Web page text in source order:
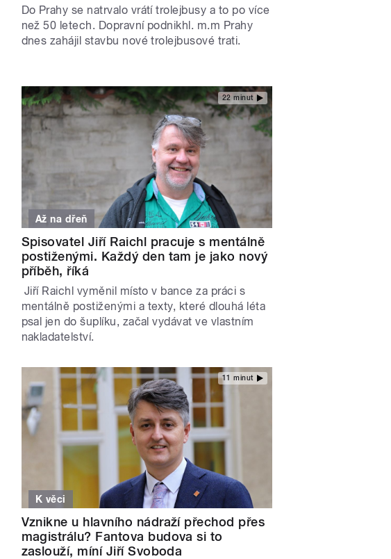
Do Prahy se natrvalo vrátí trolejbusy a to po více
než 50 letech. Dopravní podnikhl. m.m Prahy
dnes zahájil stavbu nové trolejbusové trati.
22 minut
Až na dřeň
Spisovatel Jiří Raichl pracuje s mentálně
postiženými. Každý den tam je jako nový
příběh, říká
Jiří Raichl vyměnil místo v bance za práci s
mentálně postiženými a texty, které dlouhá léta
psal jen do šuplíku, začal vydávat ve vlastním
nakladatelství.
11 minut
K věci
Vznikne u hlavního nádraží přechod přes
magistrálu? Fantova budova si to
zaslouží, míní Jiří Svoboda